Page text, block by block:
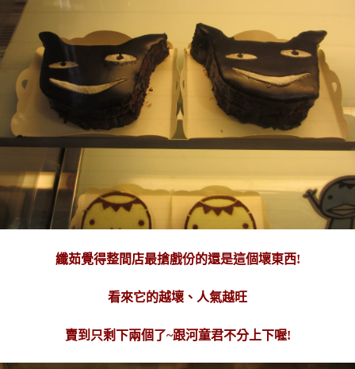
纖茹覺得整間店最搶戲份的還是這個壞東西!
看來它的越壞、人氣越旺
賣到只剩下兩個了~跟河童君不分上下喔!